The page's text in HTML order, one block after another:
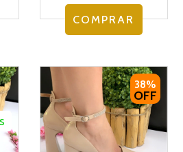
COMPRAR
38%
OFF